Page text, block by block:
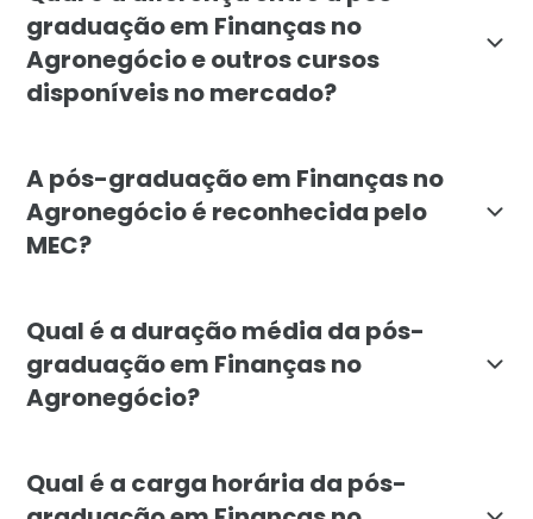
graduação em Finanças no
Agronegócio e outros cursos
disponíveis no mercado?
A pós-graduação em Finanças no
Agronegócio é reconhecida pelo
MEC?
Qual é a duração média da pós-
graduação em Finanças no
Agronegócio?
Qual é a carga horária da pós-